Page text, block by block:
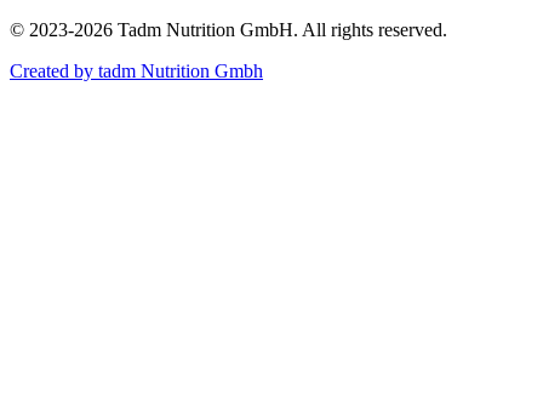
© 2023-2026 Tadm Nutrition GmbH. All rights reserved.
Created by tadm Nutrition Gmbh